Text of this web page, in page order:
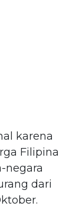
karena
Filipina
negara
dari